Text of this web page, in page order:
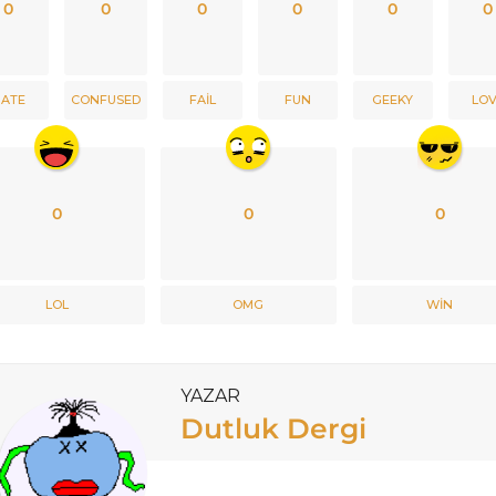
0 0
CONFUSED
0
FAIL
0
FUN
0
GEEKY
0
0
LOL
0
OMG
0
WIN
YAZAR
Dutluk Dergi